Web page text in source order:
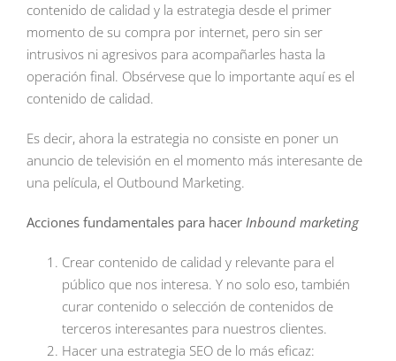
contenido de calidad y la estrategia desde el primer
momento de su compra por internet, pero sin ser
intrusivos ni agresivos para acompañarles hasta la
operación final. Obsérvese que lo importante aquí es el
contenido de calidad.
Es decir, ahora la estrategia no consiste en poner un
anuncio de televisión en el momento más interesante de
una película, el Outbound Marketing.
Acciones fundamentales para hacer Inbound marketing
Crear contenido de calidad y relevante para el
público que nos interesa. Y no solo eso, también
curar contenido o selección de contenidos de
terceros interesantes para nuestros clientes.
Hacer una estrategia SEO de lo más eficaz: